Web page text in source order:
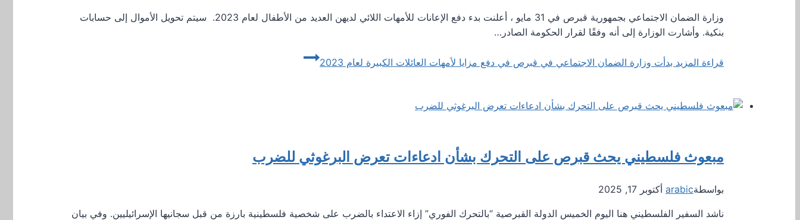
وزارة الضمان الاجتماعي بجمهورية قبرص في 31 مايو ، أعلنت بدء دفع الإعانات للأمهات اللائي لديهن العديد من الأطفال لعام 2023. سيتم تحويل الأموال إلى حسابات
بنكية. وأشارت الوزارة إلى أنه وفقًا لقرار الحكومة الصادر…
قراءة المزيد بدأت وزارة الضمان الاجتماعي في قبرص في دفع مزايا لأمهات العائلات الكبيرة لعام 2023
مبعوث فلسطيني يحث قبرص على التحرك بشأن ادعاءات تعرض البرغوثي للضرب
بواسطةarabic أكتوبر 17, 2025
ناشد السفير الفلسطيني هنا اليوم الخميس الدولة القبرصية “بالتحرك الفوري” إزاء الاعتداء بالضرب على شخصية فلسطينية بارزة من قبل سجانيها الإسرائيليين. وفي بيان